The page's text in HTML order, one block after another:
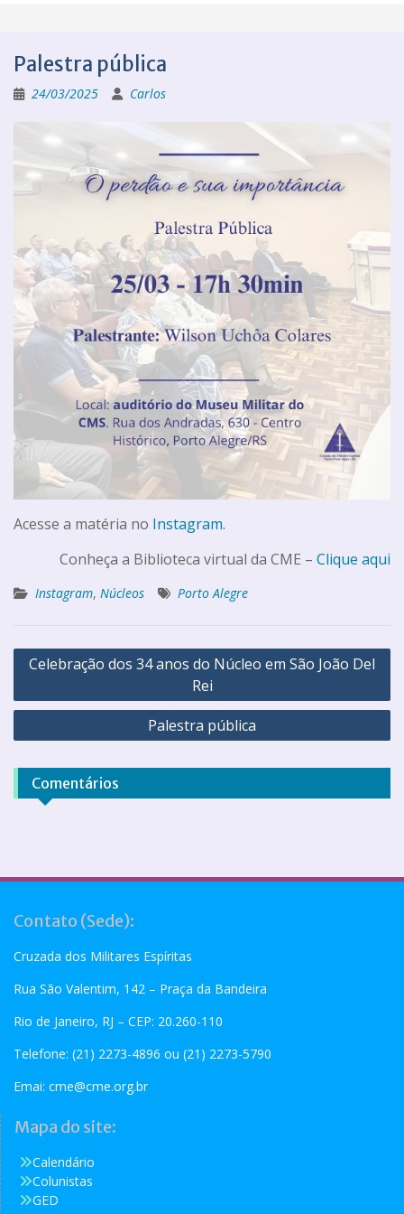
Palestra pública
24/03/2025 Carlos
Acesse a matéria no Instagram.
Conheça a Biblioteca virtual da CME – Clique aqui
Instagram, Núcleos Porto Alegre
Celebração dos 34 anos do Núcleo em São João Del
Rei
Palestra pública
Comentários
Contato (Sede):
Cruzada dos Militares Espíritas
Rua São Valentim, 142 – Praça da Bandeira
Rio de Janeiro, RJ – CEP: 20.260-110
Telefone: (21) 2273-4896 ou (21) 2273-5790
Emai: cme@cme.org.br
Mapa do site:
Calendário
Colunistas
GED